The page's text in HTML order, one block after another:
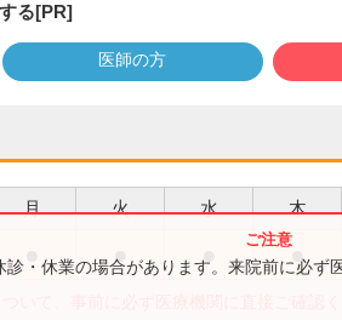
る[PR]
医師の方
月 火 水 木
● ● ●
いて、事前に必ず医療機関に直接ご確認く
・休業の場合があります。来院前に必ず